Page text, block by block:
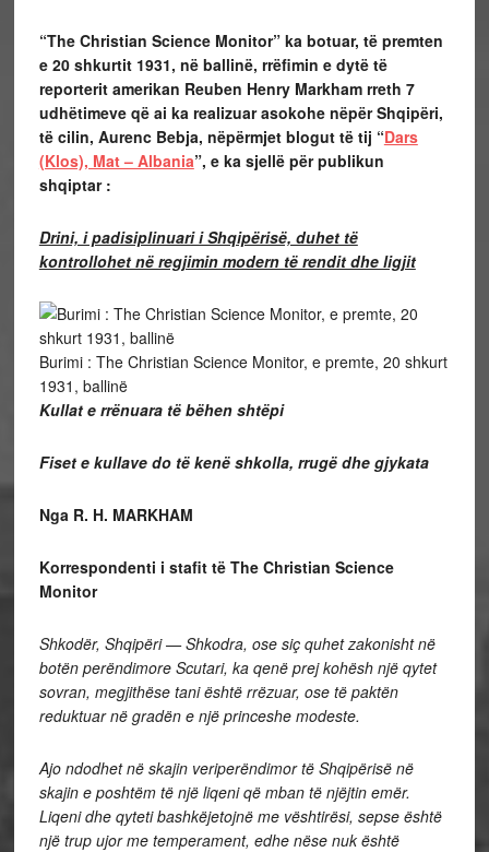
“The Christian Science Monitor” ka botuar, të premten
e 20 shkurtit 1931, në ballinë, rrëfimin e dytë të
reporterit amerikan Reuben Henry Markham rreth 7
udhëtimeve që ai ka realizuar asokohe nëpër Shqipëri,
të cilin, Aurenc Bebja, nëpërmjet blogut të tij “Dars
(Klos), Mat – Albania”, e ka sjellë për publikun
shqiptar :
Drini, i padisiplinuari i Shqipërisë, duhet të
kontrollohet në regjimin modern të rendit dhe ligjit
Burimi : The Christian Science Monitor, e premte, 20 shkurt
1931, ballinë
Kullat e rrënuara të bëhen shtëpi
Fiset e kullave do të kenë shkolla, rrugë dhe gjykata
Nga R. H. MARKHAM
Korrespondenti i stafit të The Christian Science
Monitor
Shkodër, Shqipëri — Shkodra, ose siç quhet zakonisht në
botën perëndimore Scutari, ka qenë prej kohësh një qytet
sovran, megjithëse tani është rrëzuar, ose të paktën
reduktuar në gradën e një princeshe modeste.
Ajo ndodhet në skajin veriperëndimor të Shqipërisë në
skajin e poshtëm të një liqeni që mban të njëjtin emër.
Liqeni dhe qyteti bashkëjetojnë me vështirësi, sepse është
një trup ujor me temperament, edhe nëse nuk është